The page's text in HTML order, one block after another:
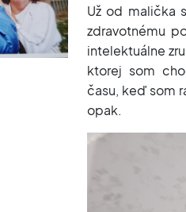
Už od malička
zdravotnému
intelektuálne
ktorej som
času, keď som
opak.